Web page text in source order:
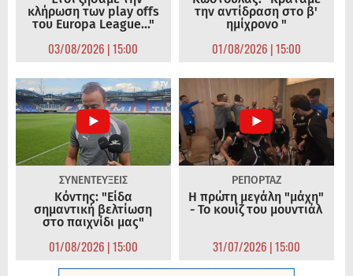
κλήρωση των play offs
του Europa League..."
03/08/2026 | 15:00
την αντίδραση στο β'
ημίχρονο "
01/08/2026 | 15:00
ΣΥΝΕΝΤΕΥΞΕΙΣ
Κόντης: "Είδα
σημαντική βελτίωση
στο παιχνίδι μας"
01/08/2026 | 15:00
ΡΕΠΟΡΤΑΖ
Η πρώτη μεγάλη "μάχη"
- Το κουίζ του μουντιάλ
31/07/2026 | 15:00